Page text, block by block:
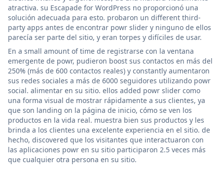
atractiva. su Escapade for WordPress no proporcionó una
solución adecuada para esto. probaron un different third-
party apps antes de encontrar powr slider y ninguno de ellos
parecía ser parte del sitio, y eran torpes y difíciles de usar.
En a small amount of time de registrarse con la ventana
emergente de powr, pudieron boost sus contactos en más del
250% (más de 600 contactos reales) y constantly aumentaron
sus redes sociales a más de 6000 seguidores utilizando powr
social. alimentar en su sitio. ellos added powr slider como
una forma visual de mostrar rápidamente a sus clientes, ya
que son landing on la página de inicio, cómo se ven los
productos en la vida real. muestra bien sus productos y les
brinda a los clientes una excelente experiencia en el sitio. de
hecho, discovered que los visitantes que interactuaron con
las aplicaciones powr en su sitio participaron 2.5 veces más
que cualquier otra persona en su sitio.